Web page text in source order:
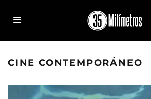
CINE CONTEMPORÁNEO